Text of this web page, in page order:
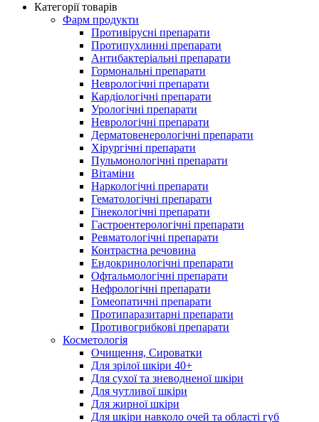
Категорії товарів
Фарм продукти
Противірусні препарати
Протипухлинні препарати
Антибактеріальні препарати
Гормональні препарати
Неврологічні препарати
Кардіологічні препарати
Урологічні препарати
Неврологічні препарати
Дерматовенерологічні препарати
Хірургічні препарати
Пульмонологічні препарати
Вітаміни
Наркологічні препарати
Гематологічні препарати
Гінекологічні препарати
Гастроентерологічні препарати
Ревматологічні препарати
Контрастна речовина
Eндокринологічні препарати
Офтальмологічні препарати
Нефрологічні препарати
Гомеопатичні препарати
Протипаразитарні препарати
Противогрибкові препарати
Косметологія
Очищення, Сироватки
Для зрілої шкіри 40+
Для сухої та зневодненої шкіри
Для чутливої шкіри
Для жирної шкіри
Для шкіри навколо очей та області губ